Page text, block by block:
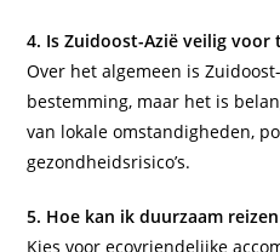
4. Is Zuidoost-Azië veilig voor
Over het algemeen is
bestemming, maar het is
van lokale omstandigheden,
gezondheidsrisico’s.
5. Hoe kan ik duurzaam
Kies voor ecovriendelijke